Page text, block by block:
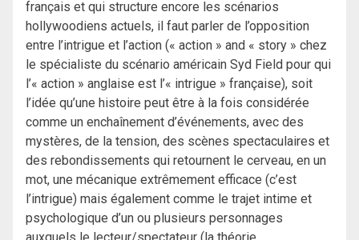
français et qui structure encore les scénarios
hollywoodiens actuels, il faut parler de l’opposition
entre l’intrigue et l’action (« action » and « story » chez
le spécialiste du scénario américain Syd Field pour qui
l’« action » anglaise est l’« intrigue » française), soit
l’idée qu’une histoire peut être à la fois considérée
comme un enchaînement d’événements, avec des
mystères, de la tension, des scènes spectaculaires et
des rebondissements qui retournent le cerveau, en un
mot, une mécanique extrêmement efficace (c’est
l’intrigue) mais également comme le trajet intime et
psychologique d’un ou plusieurs personnages